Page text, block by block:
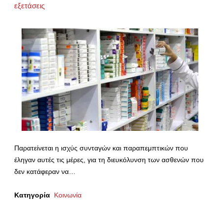
εξετάσεις
Παρατείνεται η ισχύς συνταγών και παραπεμπτικών που
έληγαν αυτές τις μέρες, για τη διευκόλυνση των ασθενών που
δεν κατάφεραν να…
Κατηγορία Κοινωνία